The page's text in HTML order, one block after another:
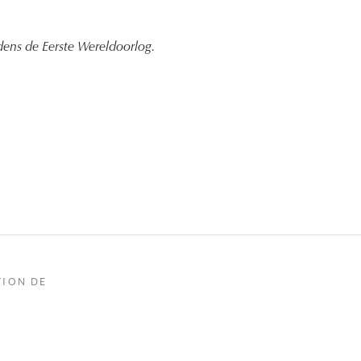
de Eerste Wereldoorlog.
DE